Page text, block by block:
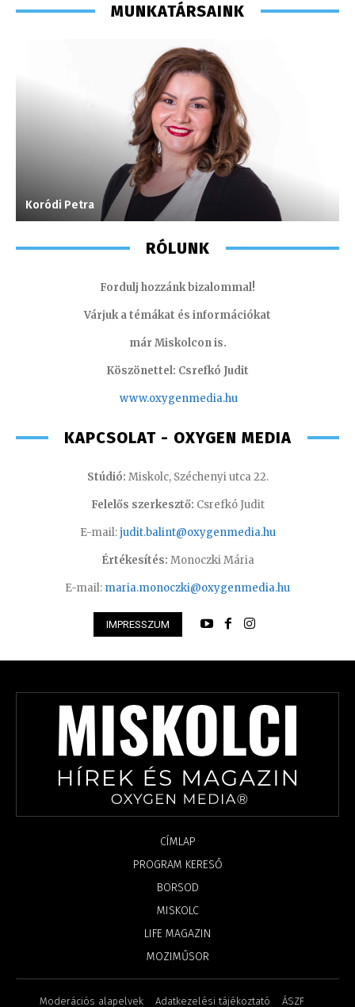
MUNKATÁRSAINK
Koródi Petra
RÓLUNK
Fordulj hozzánk bizalommal!
Várjuk a témákat és információkat
már Miskolcon is.
Köszönettel: Csrefkó Judit
www.oxygenmedia.hu
KAPCSOLAT - OXYGEN MEDIA
Stúdió: Miskolc, Széchenyi utca 22.
Felelős szerkesztő: Csrefkó Judit
E-mail:judit.balint@oxygenmedia.hu
Értékesítés: Monoczki Mária
E-mail: maria.monoczki@oxygenmedia.hu
IMPRESSZUM
CÍMLAP
PROGRAM KERESŐ
BORSOD
MISKOLC
LIFE MAGAZIN
MOZIMŰSOR
Moderációs alapelvek Adatkezelési tájékoztató ÁSZF